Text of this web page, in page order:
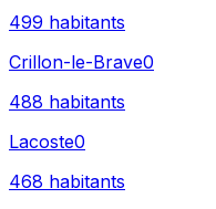
499 habitants
Crillon-le-Brave0
488 habitants
Lacoste0
468 habitants